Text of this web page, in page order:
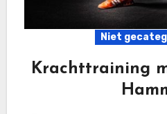
Niet
Krachttraining